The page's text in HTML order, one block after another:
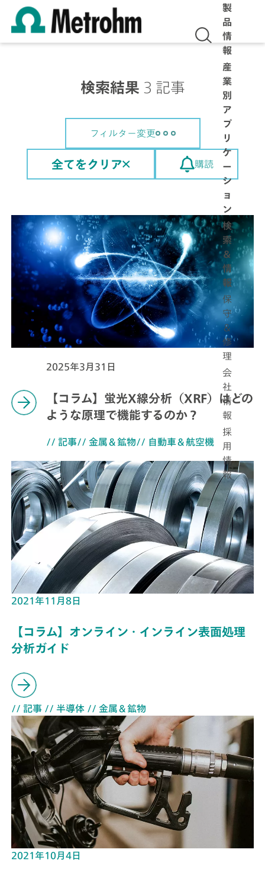
製
品
情
報
産
業
別
ア
プ
リ
ケ
ー
シ
ョ
ン
検
索
＆
情
報
保
守
＆
修
理
会
社
情
報
採
用
情
報
検索結果 3 記事
フィルター変更
全てをクリア 購読
2025年3月31日
【コラム】蛍光X線分析（XRF）はどの
ような原理で機能するのか？
// 記事// 金属＆鉱物// 自動車＆航空機
2021年11月8日
【コラム】オンライン・インライン表面処理
分析ガイド
// 記事 // 半導体 // 金属＆鉱物
2021年10月4日